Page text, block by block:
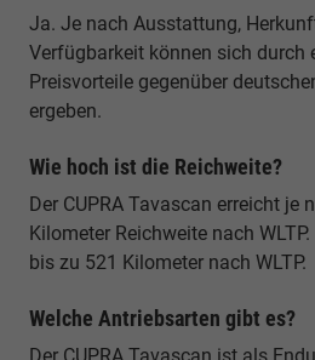
Ja. Je nach Ausstattung,
Verfügbarkeit können sich durch
Preisvorteile gegenüber
ergeben.
Wie hoch ist die Reichweite?
Der CUPRA Tavascan erreicht je
Kilometer Reichweite nach
bis zu 521 Kilometer nach WLTP.
Welche Antriebsarten gibt es?